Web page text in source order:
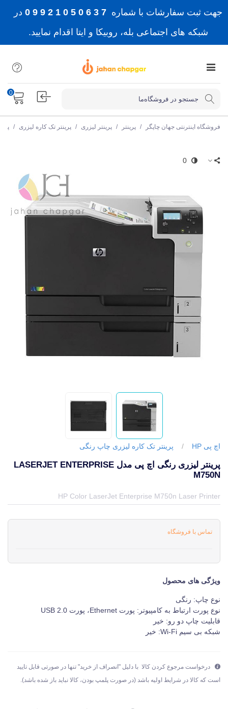
جهت ثبت سفارشات با شماره 7 3 6 0 5 0 1 2 9 9 0
در
شبکه های اجتماعی بله، روبیکا و ایتا اقدام نمایید.
0
فروشگاه اینترنتی جهان چاپگر / پرینتر / پرینتر لیزری / پرینتر تک کاره لیزری /
0
اچ پی HP / پرینتر تک کاره لیزری چاپ رنگی
پرینتر لیزری رنگی اچ پی مدل LASERJET ENTERPRISE
M750N
HP Color LaserJet Enterprise M750n Laser Printer
تماس با فروشگاه
ویژگی های محصول
نوع چاپ: رنگی
نوع پورت ارتباط به کامپیوتر: پورت Ethernet، پورت USB 2.0
قابلیت چاپ دو رو: خیر
شبکه بی سیم Wi-Fi: خیر
درخواست مرجوع کردن کالا با دلیل "انصراف از خرید" تنها در صورتی قابل تایید
است که کالا در شرایط اولیه باشد (در صورت پلمپ بودن، کالا نباید باز شده باشد).